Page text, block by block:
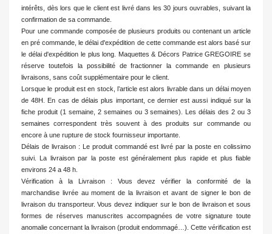
intérêts, dès lors que le client est livré dans les 30 jours ouvrables, suivant la
confirmation de sa commande.
Pour une commande composée de plusieurs produits ou contenant un article
en pré commande, le délai d'expédition de cette commande est alors basé sur
le délai d'expédition le plus long. Maquettes & Décors Patrice GREGOIRE se
réserve toutefois la possibilité de fractionner la commande en plusieurs
livraisons, sans coût supplémentaire pour le client.
Lorsque le produit est en stock, l’article est alors livrable dans un délai moyen
de 48H. En cas de délais plus important, ce dernier est aussi indiqué sur la
fiche produit (1 semaine, 2 semaines ou 3 semaines). Les délais des 2 ou 3
semaines correspondent très souvent à des produits sur commande ou
encore à une rupture de stock fournisseur importante.
Délais de livraison : Le produit commandé est livré par la poste en colissimo
suivi. La livraison par la poste est généralement plus rapide et plus fiable
environs 24 a 48 h.
Vérification à la Livraison : Vous devez vérifier la conformité de la
marchandise livrée au moment de la livraison et avant de signer le bon de
livraison du transporteur. Vous devez indiquer sur le bon de livraison et sous
formes de réserves manuscrites accompagnées de votre signature toute
anomalie concernant la livraison (produit endommagé…). Cette vérification est